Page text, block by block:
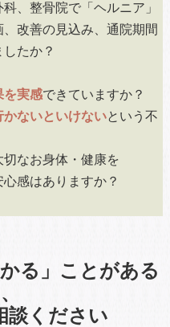
、整骨院で「ヘルニア」
改善の見込み、通院期間
したか？
を実感できていますか？
ないといけないという不
なお身体・健康を
感はありますか？
る」ことがある
談ください